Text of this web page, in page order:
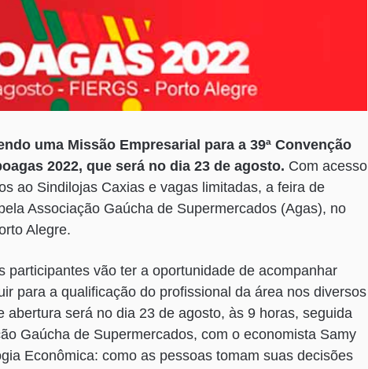
uma Missão Empresarial para a 39ª Convenção
2022, que será no dia 23 de agosto. Com acesso
ao Sindilojas Caxias e vagas limitadas, a feira de
Associação Gaúcha de Supermercados (Agas), no
Alegre.
participantes vão ter a oportunidade de acompanhar
para a qualificação do profissional da área nos diversos
abertura será no dia 23 de agosto, às 9 horas, seguida
Gaúcha de Supermercados, com o economista Samy
Econômica: como as pessoas tomam suas decisões